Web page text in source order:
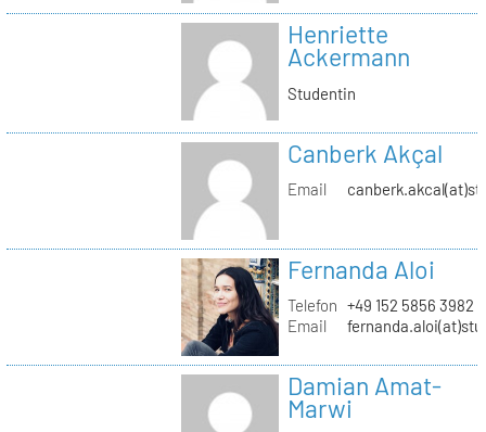
Henriette
Ackermann
Studentin
Canberk Akçal
Email
Fernanda Aloi
Telefon +49 152 5856 3982
Email
Damian Amat-
Marwi